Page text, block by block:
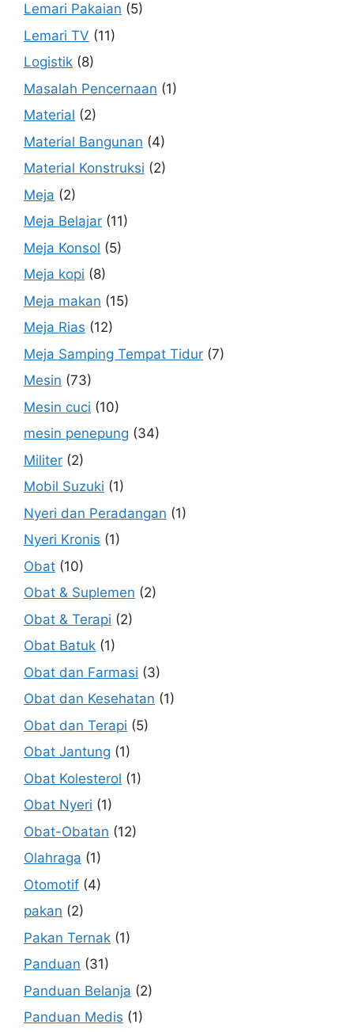
Lemari Pakaian (5)
Lemari TV (11)
Logistik (8)
Masalah Pencernaan (1)
Material (2)
Material Bangunan (4)
Material Konstruksi (2)
Meja (2)
Meja Belajar (11)
Meja Konsol (5)
Meja kopi (8)
Meja makan (15)
Meja Rias (12)
Meja Samping Tempat Tidur (7)
Mesin (73)
Mesin cuci (10)
mesin penepung (34)
Militer (2)
Mobil Suzuki (1)
Nyeri dan Peradangan (1)
Nyeri Kronis (1)
Obat (10)
Obat & Suplemen (2)
Obat & Terapi (2)
Obat Batuk (1)
Obat dan Farmasi (3)
Obat dan Kesehatan (1)
Obat dan Terapi (5)
Obat Jantung (1)
Obat Kolesterol (1)
Obat Nyeri (1)
Obat-Obatan (12)
Olahraga (1)
Otomotif (4)
pakan (2)
Pakan Ternak (1)
Panduan (31)
Panduan Belanja (2)
Panduan Medis (1)